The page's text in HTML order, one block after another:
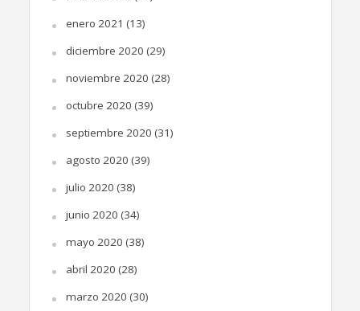
enero 2021 (13)
diciembre 2020 (29)
noviembre 2020 (28)
octubre 2020 (39)
septiembre 2020 (31)
agosto 2020 (39)
julio 2020 (38)
junio 2020 (34)
mayo 2020 (38)
abril 2020 (28)
marzo 2020 (30)